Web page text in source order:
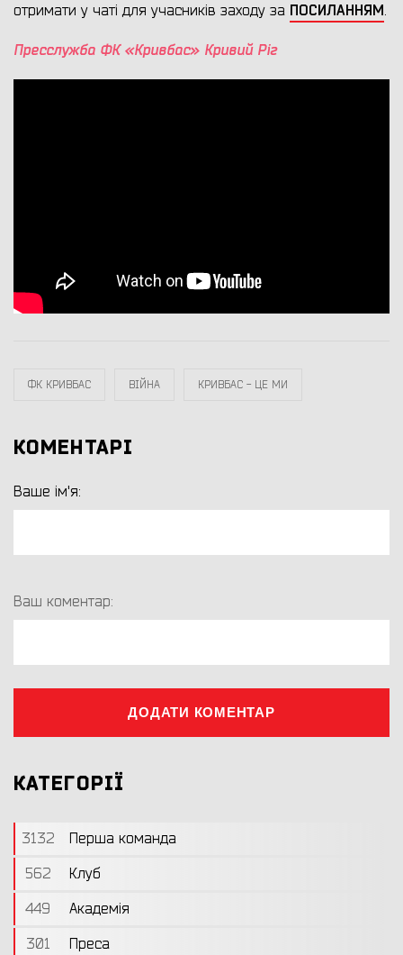
отримати у чаті для учасників заходу за ПОСИЛАННЯМ.
Пресслужба ФК «Кривбас» Кривий Ріг
ФК КРИВБАС ВІЙНА КРИВБАС - ЦЕ МИ
КОМЕНТАРІ
Ваше ім'я:
Ваш коментар:
ДОДАТИ КОМЕНТАР
КАТЕГОРІЇ
3132
Перша команда
562
Клуб
449
Академія
301
Преса